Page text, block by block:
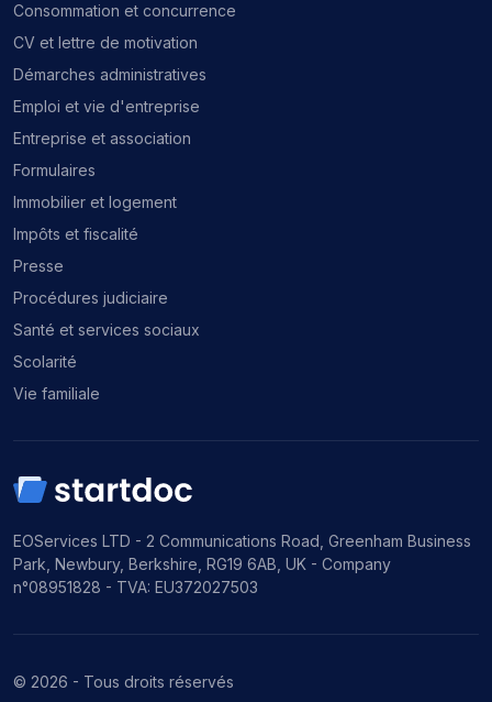
Consommation et concurrence
CV et lettre de motivation
Démarches administratives
Emploi et vie d'entreprise
Entreprise et association
Formulaires
Immobilier et logement
Impôts et fiscalité
Presse
Procédures judiciaire
Santé et services sociaux
Scolarité
Vie familiale
EOServices LTD - 2 Communications Road, Greenham Business
Park, Newbury, Berkshire, RG19 6AB, UK - Company
n°08951828 - TVA: EU372027503
© 2026 - Tous droits réservés